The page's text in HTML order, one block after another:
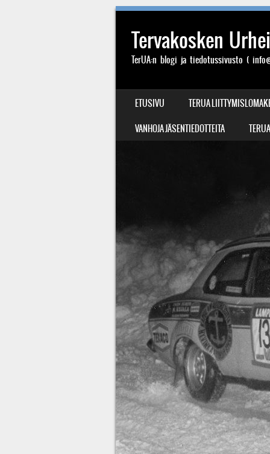
Tervakosken
TerUA:n blogi ja tiedotussivusto (
VALIKKO
SIIRRY SISÄLTÖÖN
ETUSIVU
TERUA
VANHOJA JÄSENTIEDOTTEITA